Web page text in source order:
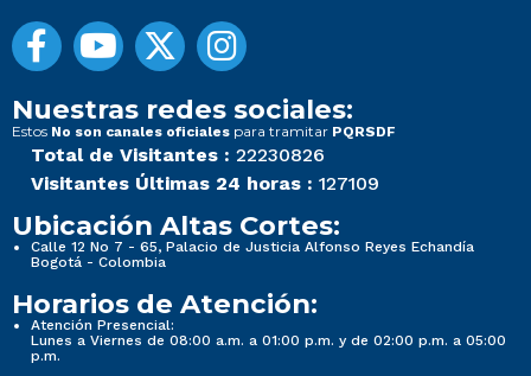
Nuestras redes sociales:
Estos No son canales oficiales para tramitar PQRSDF
Total de Visitantes : 22230826
Visitantes Últimas 24 horas : 127109
Ubicación Altas Cortes:
Calle 12 No 7 - 65, Palacio de Justicia Alfonso Reyes Echandía
Bogotá - Colombia
Horarios de Atención:
Atención Presencial:
Lunes a Viernes de 08:00 a.m. a 01:00 p.m. y de 02:00 p.m. a 05:00
p.m.